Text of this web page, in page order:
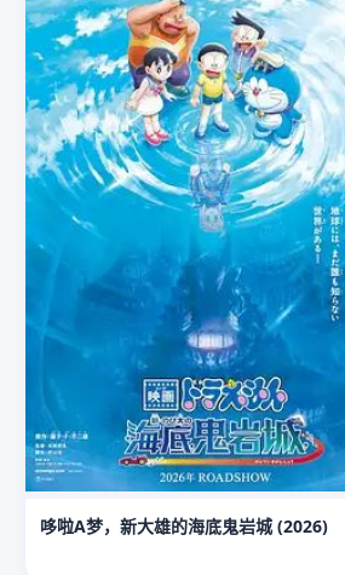
哆啦A梦，新大雄的海底鬼岩城 (2026)